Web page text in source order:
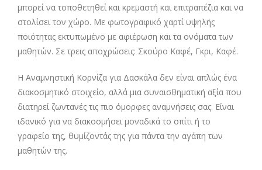
μπορεί να τοποθετηθεί και κρεμαστή και επιτραπέζια και να
στολίσει τον χώρο. Με φωτογραφικό χαρτί υψηλής
ποιότητας εκτυπωμένο με αφιέρωση και τα ονόματα των
μαθητών. Σε τρεις αποχρώσεις: Σκούρο Καφέ, Γκρι, Καφέ.
Η Αναμνηστική Κορνίζα για Δασκάλα δεν είναι απλώς ένα
διακοσμητικό στοιχείο, αλλά μια συναισθηματική αξία που
διατηρεί ζωντανές τις πιο όμορφες αναμνήσεις σας. Είναι
ιδανικό για να διακοσμήσει μοναδικά το σπίτι ή το
γραφείο της, θυμίζοντάς της για πάντα την αγάπη των
μαθητών της.